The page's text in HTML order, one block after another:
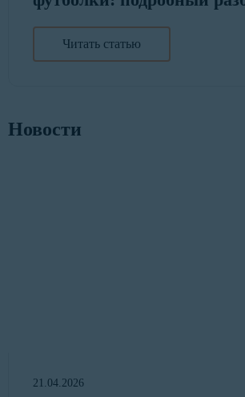
Читать статью
Новости
21.04.2026